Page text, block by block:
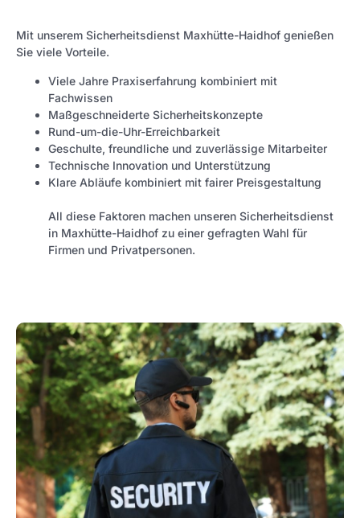
Mit unserem Sicherheitsdienst Maxhütte-Haidhof genießen
Sie viele Vorteile.
Viele Jahre Praxiserfahrung kombiniert mit
Fachwissen
Maßgeschneiderte Sicherheitskonzepte
Rund-um-die-Uhr-Erreichbarkeit
Geschulte, freundliche und zuverlässige Mitarbeiter
Technische Innovation und Unterstützung
Klare Abläufe kombiniert mit fairer Preisgestaltung
All diese Faktoren machen unseren Sicherheitsdienst
in Maxhütte-Haidhof zu einer gefragten Wahl für
Firmen und Privatpersonen.